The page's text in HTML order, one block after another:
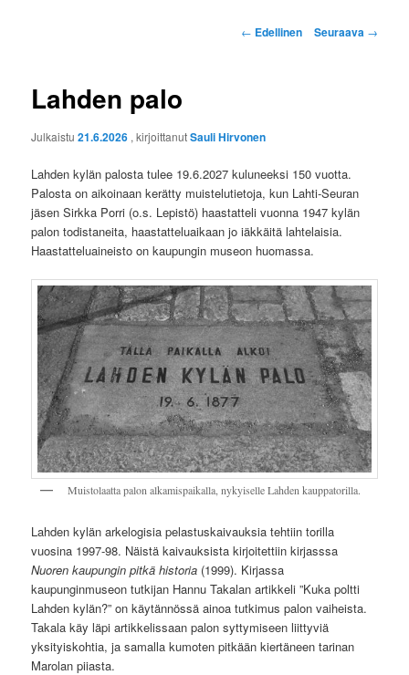
Artikkelien
← Edellinen Seuraava →
Lahden palo
Julkaistu21.6.2026 , kirjoittanutSauli Hirvonen
Lahden kylän palosta tulee 19.6.2027 kuluneeksi 150 vuotta.
Palosta on aikoinaan kerätty muistelutietoja, kun Lahti-Seuran
jäsen Sirkka Porri (o.s. Lepistö) haastatteli vuonna 1947 kylän
palon todistaneita, haastatteluaikaan jo iäkkäitä lahtelaisia.
Haastatteluaineisto on kaupungin museon huomassa.
Muistolaatta palon alkamispaikalla, nykyiselle Lahden kauppatorilla.
Lahden kylän arkelogisia pelastuskaivauksia tehtiin torilla
vuosina 1997-98. Näistä kaivauksista kirjoitettiin kirjasssa
Nuoren kaupungin pitkä historia (1999). Kirjassa
kaupunginmuseon tutkijan Hannu Takalan artikkeli ”Kuka poltti
Lahden kylän?” on käytännössä ainoa tutkimus palon vaiheista.
Takala käy läpi artikkelissaan palon syttymiseen liittyviä
yksityiskohtia, ja samalla kumoten pitkään kiertäneen tarinan
Marolan piiasta.